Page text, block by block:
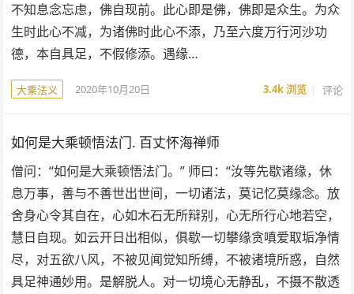
不知息念忘虑，佛自现前。此心即是佛，佛即是众生。为众
生时此心不减，为诸佛时此心不添，乃至六度万行河沙功
德，本自具足，不假修添。遇缘…
大乘法义 2020年10月20日 3.4k浏览 评论
如何是大乘顿悟法门. 百丈怀海禅师
僧问：“如何是大乘顿悟法门。” 师曰：“汝等先歇诸缘，休
息万事，善与不善世出世间，一切诸法，莫记忆莫缘念。放
舍身心令其自在，心如木石无所辩别，心无所行心地若空，
慧日自现。如云开日出相似，俱歇一切攀缘贪嗔爱取垢净情
尽，对五欲八风，不被见闻觉知所缚，不被诸境所惑，自然
具足神通妙用。是解脱人。对一切境心无静乱，不摄不散透